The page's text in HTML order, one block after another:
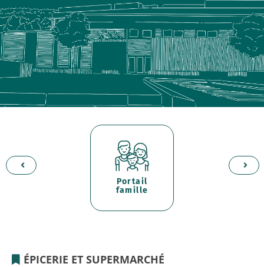
Portail
famille
ÉPICERIE ET SUPERMARCHÉ